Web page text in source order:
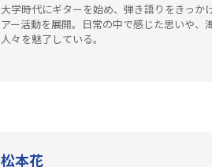
大学時代にギターを始め、弾き語りをきっか
アー活動を展開。日常の中で感じた思いや
人々を魅了している。
松本花